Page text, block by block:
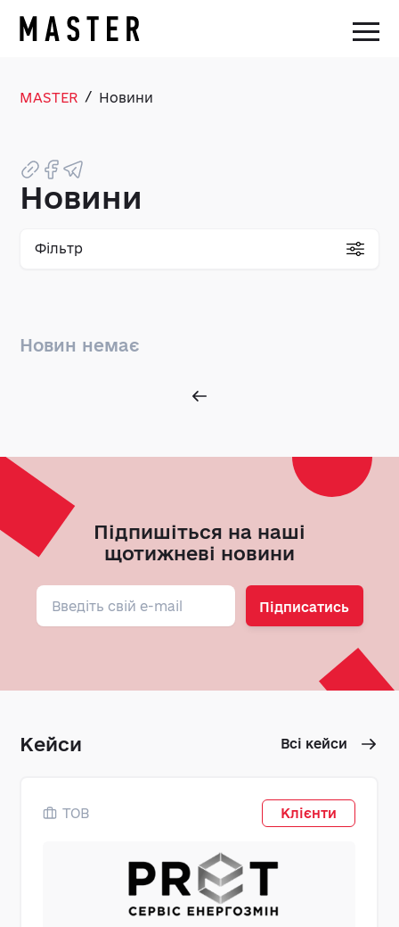
MASTER / Новини
Новини
Фільтр
Новин немає
Підпишіться на наші
щотижневі новини
Підписатись
Кейси Всі кейси
ТОВ Клієнти